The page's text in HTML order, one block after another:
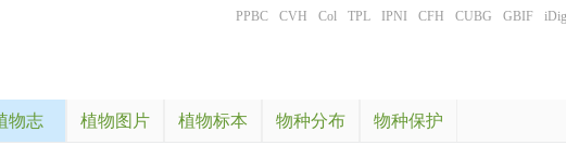
PPBC CVH Col TPL IPNI CFH CUBG GBIF
物志 植物图片 植物标本 物种分布 物种保护